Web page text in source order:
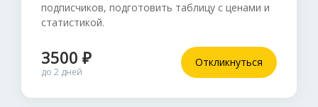
подписчиков, подготовить таблицу с ценами и
статистикой.
3500 ₽
до 2 дней
Откликнуться